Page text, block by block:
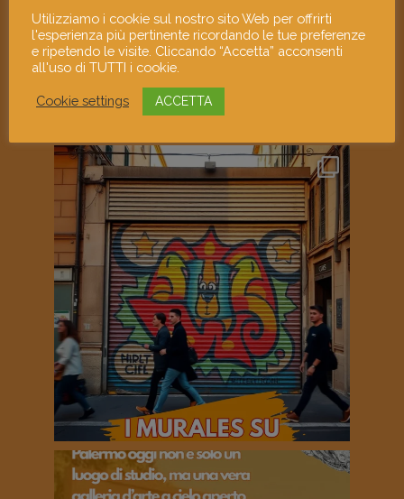
Utilizziamo i cookie sul nostro sito Web per offrirti
l'esperienza più pertinente ricordando le tue preferenze
e ripetendo le visite. Cliccando “Accetta” acconsenti
all'uso di TUTTI i cookie.
Cookie settings ACCETTA